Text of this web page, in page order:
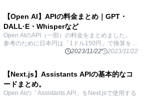
【Open AI】APIの料金まとめ｜GPT・
DALL·E・Whisperなど
Open AIのAPI（一部）の料金をまとめました。
参考のために日本円は「1ドル150円」で換算をし
2023/11/22 2023/11/22
【Next.js】Assistants APIの基本的なコ
ードまとめ。
Open AIの「Assistants API」をNext.jsで使用する